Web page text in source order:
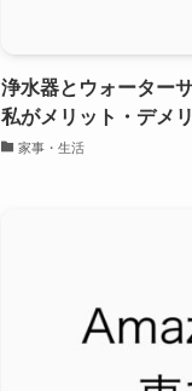
浄水器とウォーター
私がメリット・デメ
家事・生活